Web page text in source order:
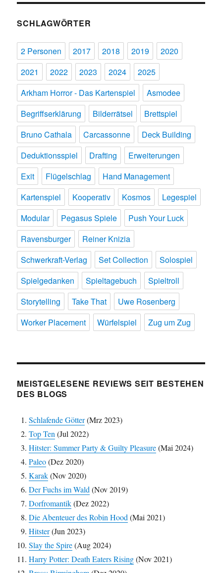
SCHLAGWÖRTER
2 Personen 2017 2018 2019
2020
2021
2022 2023 2024
2025
Arkham Horror - Das Kartenspiel
Asmodee
Begriffserklärung
Bilderrätsel
Brettspiel
Bruno Cathala
Carcassonne
Deck Building
Deduktionsspiel
Drafting
Erweiterungen
Exit
Flügelschlag
Hand Management
Kartenspiel
Kooperativ Kosmos
Legespiel
Modular
Pegasus Spiele
Push Your Luck
Ravensburger
Reiner Knizia
Schwerkraft-Verlag
Set Collection
Solospiel
Spielgedanken
Spieltagebuch
Spieltroll
Storytelling
Take That
Uwe Rosenberg
Worker Placement
Würfelspiel Zug um Zug
MEISTGELESENE REVIEWS SEIT BESTEHEN
DES BLOGS
Schlafende Götter(Mrz 2023)
Top Ten(Jul 2022)
Hitster: Summer Party & Guilty Pleasure(Mai 2024)
Paleo(Dez 2020)
Karak(Nov 2020)
Der Fuchs im Wald(Nov 2019)
Dorfromantik(Dez 2022)
Die Abenteuer des Robin Hood(Mai 2021)
Hitster(Jun 2023)
Slay the Spire(Aug 2024)
Harry Potter: Death Eaters Rising(Nov 2021)